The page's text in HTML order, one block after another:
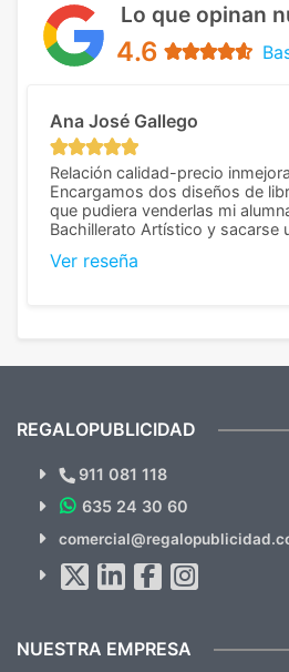
Lo que opinan
4.6
Ana José Gallego
Relación calidad-precio
Encargamos dos diseños de
que pudiera venderlas mi
Bachillerato Artístico y sacarse
diferencia, con libretas de muy
Ver reseña
¿Quieres ver
Novedades y Ofertas?
hacemos Spam)
REGALOPUBLICIDAD
911 081 118
635 24 30 60
NUESTRA EMPRESA